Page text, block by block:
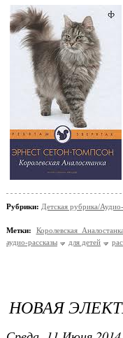
Рубрики: Детская рубрика/
Метки:
Королевская
аудио-рассказы
для детей
НОВАЯ